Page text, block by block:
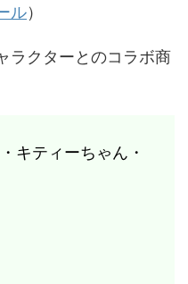
ル）
ラクターとのコラボ商
キティーちゃん・